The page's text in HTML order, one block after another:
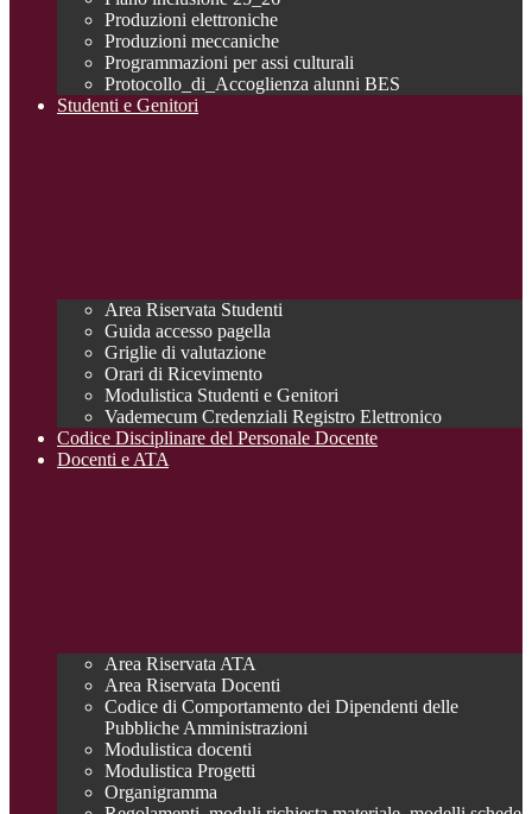
Produzioni elettroniche
Produzioni meccaniche
Programmazioni per assi culturali
Protocollo_di_Accoglienza alunni BES
Studenti e Genitori
Area Riservata Studenti
Guida accesso pagella
Griglie di valutazione
Orari di Ricevimento
Modulistica Studenti e Genitori
Vademecum Credenziali Registro Elettronico
Codice Disciplinare del Personale Docente
Docenti e ATA
Area Riservata ATA
Area Riservata Docenti
Codice di Comportamento dei Dipendenti delle
Pubbliche Amministrazioni
Modulistica docenti
Modulistica Progetti
Organigramma